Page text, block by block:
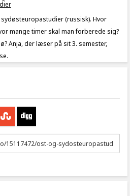
(russisk). Hvor
mange timer skal man forberede sig?
Anja, der læser på sit 3. semester,